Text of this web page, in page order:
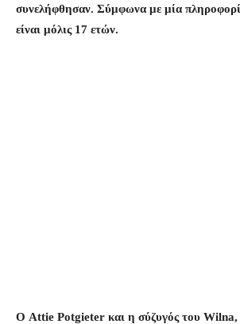
συνελήφθησαν. Σύμφωνα με μία
είναι μόλις 17 ετών.
Ο Attie Potgieter και η σύζυγός του Wilna,